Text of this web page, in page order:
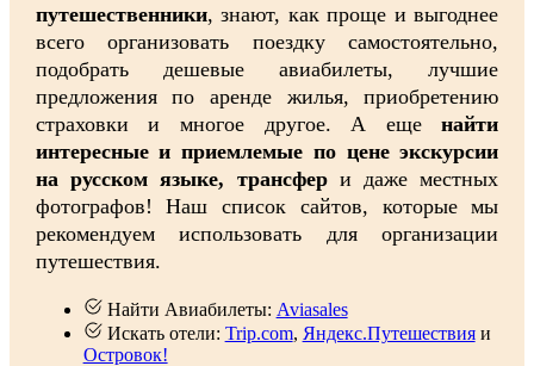
путешественники, знают, как проще и выгоднее
всего организовать поездку самостоятельно,
подобрать дешевые авиабилеты, лучшие
предложения по аренде жилья, приобретению
страховки и многое другое. А ещенайти
интересные и приемлемые по цене экскурсии
на русском языке, трансфери даже местных
фотографов! Наш список сайтов, которые мы
рекомендуем использовать для организации
путешествия.
Найти Авиабилеты: Aviasales
Искать отели: Trip.com, Яндекс.Путешествияи
Островок!